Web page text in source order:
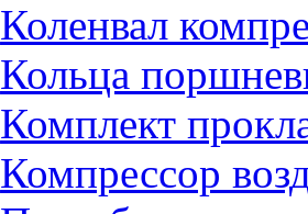
Коленвал
Кольца
Комплект
Компрессор